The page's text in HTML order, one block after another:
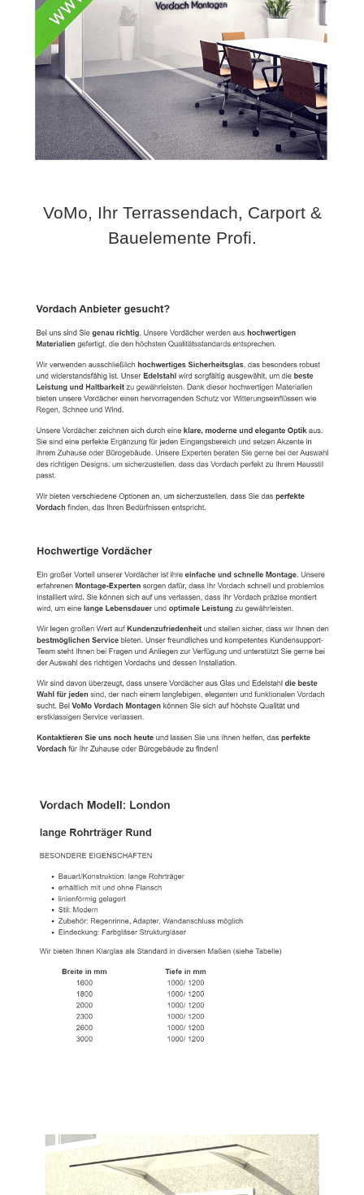
VoMo, Ihr Terrassendach, Carport &
Bauelemente Profi.